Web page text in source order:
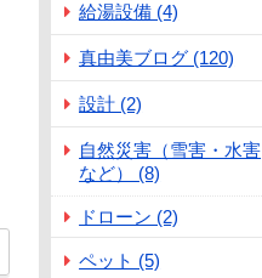
給湯設備 (4)
真由美ブログ (120)
設計 (2)
自然災害（雪害・水害
など） (8)
ドローン (2)
ペット (5)